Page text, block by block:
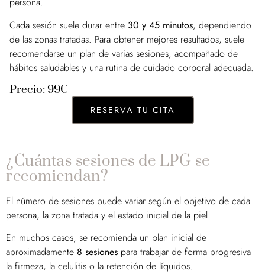
Cada sesión suele durar entre 30 y 45 minutos, dependiendo
de las zonas tratadas. Para obtener mejores resultados, suele
recomendarse un plan de varias sesiones, acompañado de
hábitos saludables y una rutina de cuidado corporal adecuada.
Precio: 99€
RESERVA TU CITA
¿Cuántas sesiones de LPG se
recomiendan?
El número de sesiones puede variar según el objetivo de cada
persona, la zona tratada y el estado inicial de la piel.
En muchos casos, se recomienda un plan inicial de
aproximadamente 8 sesiones para trabajar de forma progresiva
la firmeza, la celulitis o la retención de líquidos.